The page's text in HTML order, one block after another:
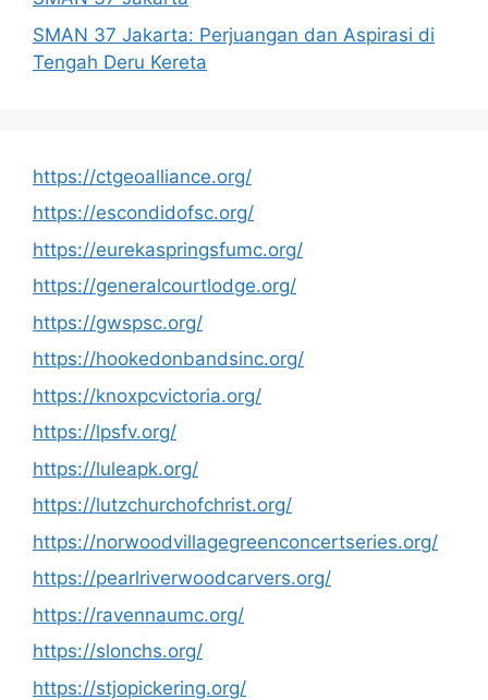
SMAN 37 Jakarta: Perjuangan dan Aspirasi di
Tengah Deru Kereta
https://ctgeoalliance.org/
https://escondidofsc.org/
https://eurekaspringsfumc.org/
https://generalcourtlodge.org/
https://gwspsc.org/
https://hookedonbandsinc.org/
https://knoxpcvictoria.org/
https://lpsfv.org/
https://luleapk.org/
https://lutzchurchofchrist.org/
https://norwoodvillagegreenconcertseries.org/
https://pearlriverwoodcarvers.org/
https://ravennaumc.org/
https://slonchs.org/
https://stjopickering.org/